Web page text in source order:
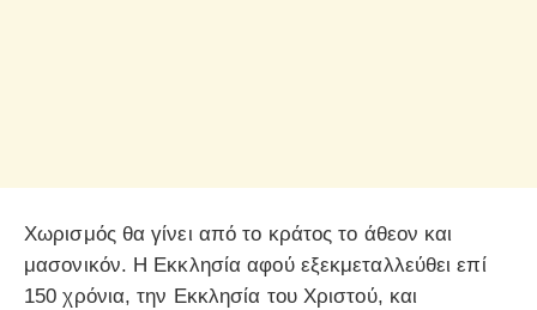
Χωρισμός θα γίνει από το κράτος το άθεον και
μασονικόν. Η Εκκλησία αφού εξεκμεταλλεύθει επί
150 χρόνια, την Εκκλησία του Χριστού, και